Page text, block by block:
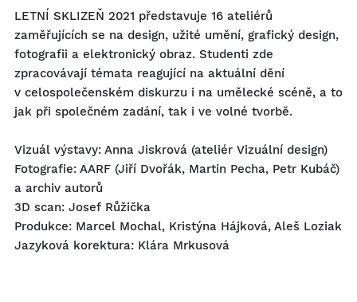
LETNÍ SKLIZEŇ 2021 představuje 16 ateliérů
zaměřujících se na design, užité umění, grafický design,
fotografii a elektronický obraz. Studenti zde
zpracovávají témata reagující na aktuální dění
v celospolečenském diskurzu i na umělecké scéně, a to
jak při společném zadání, tak i ve volné tvorbě.
Vizuál výstavy: Anna Jiskrová (ateliér Vizuální design)
Fotografie: AARF (Jiří Dvořák, Martin Pecha, Petr Kubáč)
a archiv autorů
3D scan: Josef Růžička
Produkce: Marcel Mochal, Kristýna Hájková, Aleš Loziak
Jazyková korektura: Klára Mrkusová